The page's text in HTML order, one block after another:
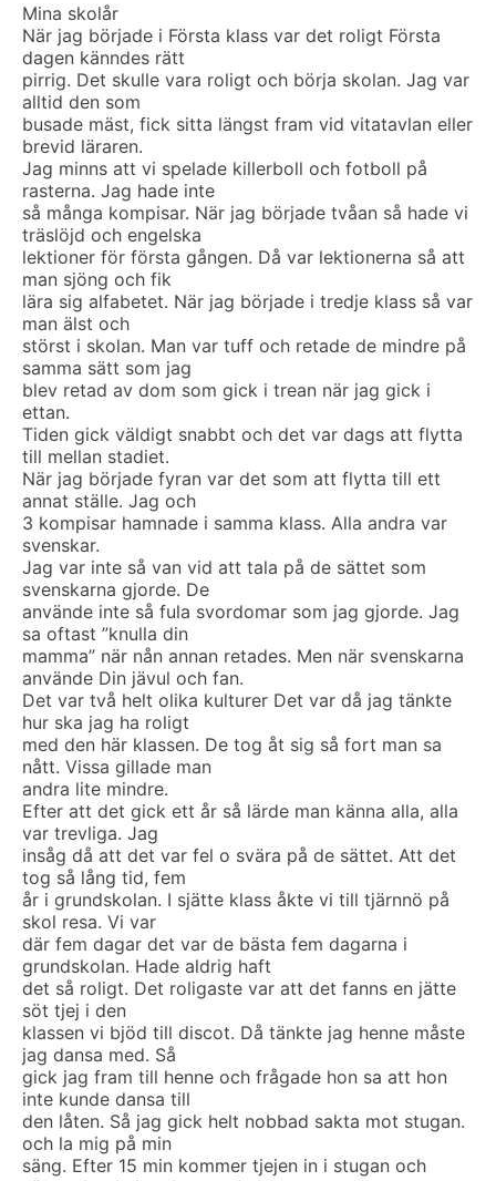
Mina skolår
När jag började i Första klass var det roligt Första
dagen känndes rätt
pirrig. Det skulle vara roligt och börja skolan. Jag var
alltid den som
busade mäst, fick sitta längst fram vid vitatavlan eller
brevid läraren.
Jag minns att vi spelade killerboll och fotboll på
rasterna. Jag hade inte
så många kompisar. När jag började tvåan så hade vi
träslöjd och engelska
lektioner för första gången. Då var lektionerna så att
man sjöng och fik
lära sig alfabetet. När jag började i tredje klass så var
man älst och
störst i skolan. Man var tuff och retade de mindre på
samma sätt som jag
blev retad av dom som gick i trean när jag gick i
ettan.
Tiden gick väldigt snabbt och det var dags att flytta
till mellan stadiet.
När jag började fyran var det som att flytta till ett
annat ställe. Jag och
3 kompisar hamnade i samma klass. Alla andra var
svenskar.
Jag var inte så van vid att tala på de sättet som
svenskarna gjorde. De
använde inte så fula svordomar som jag gjorde. Jag
sa oftast ”knulla din
mamma” när nån annan retades. Men när svenskarna
använde Din jävul och fan.
Det var två helt olika kulturer Det var då jag tänkte
hur ska jag ha roligt
med den här klassen. De tog åt sig så fort man sa
nått. Vissa gillade man
andra lite mindre.
Efter att det gick ett år så lärde man känna alla, alla
var trevliga. Jag
insåg då att det var fel o svära på de sättet. Att det
tog så lång tid, fem
år i grundskolan. I sjätte klass åkte vi till tjärnnö på
skol resa. Vi var
där fem dagar det var de bästa fem dagarna i
grundskolan. Hade aldrig haft
det så roligt. Det roligaste var att det fanns en jätte
söt tjej i den
klassen vi bjöd till discot. Då tänkte jag henne måste
jag dansa med. Så
gick jag fram till henne och frågade hon sa att hon
inte kunde dansa till
den låten. Så jag gick helt nobbad sakta mot stugan.
och la mig på min
säng. Efter 15 min kommer tjejen in i stugan och